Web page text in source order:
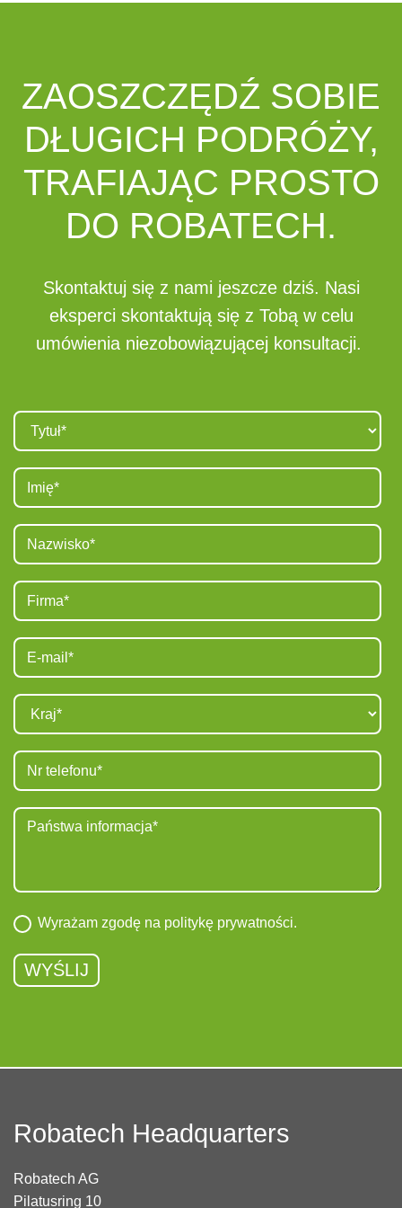
ZAOSZCZĘDŹ SOBIE
DŁUGICH PODRÓŻY,
TRAFIAJĄC PROSTO
DO ROBATECH.
Skontaktuj się z nami jeszcze dziś. Nasi
eksperci skontaktują się z Tobą w celu
umówienia niezobowiązującej konsultacji.
Wyrażam zgodę na politykę prywatności.
Robatech Headquarters
Robatech AG
Pilatusring 10